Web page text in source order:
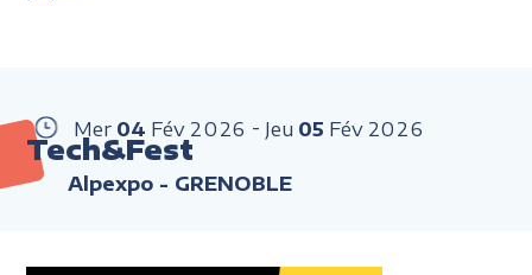
Mer 04 Fév 2026 Jeu 05 Fév 2026
Tech&Fest
Alpexpo - GRENOBLE